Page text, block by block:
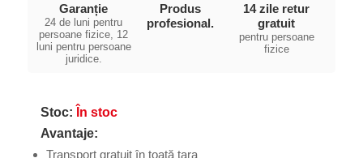
Garanție
24 de luni pentru
persoane fizice, 12
luni pentru persoane
juridice.
Produs
profesional.
14 zile retur
gratuit
pentru persoane
fizice
Stoc: În stoc
Avantaje:
Transport gratuit în toată țara